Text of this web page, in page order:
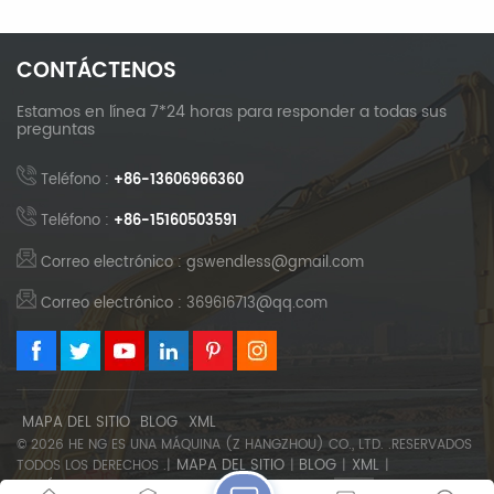
CONTÁCTENOS
Estamos en línea 7*24 horas para responder a todas sus
preguntas
Teléfono : +86-13606966360
Teléfono : +86-15160503591
Correo electrónico : gswendless@gmail.com
Correo electrónico : 369616713@qq.com
MAPA DEL SITIO BLOG XML
© 2026 HE NG ES UNA MÁQUINA (Z HANGZHOU) CO., LTD. .RESERVADOS
TODOS LOS DERECHOS .| MAPA DEL SITIO | BLOG | XML |
POLÍTICA DE PRIVACIDAD SOPORTA RED IPV6